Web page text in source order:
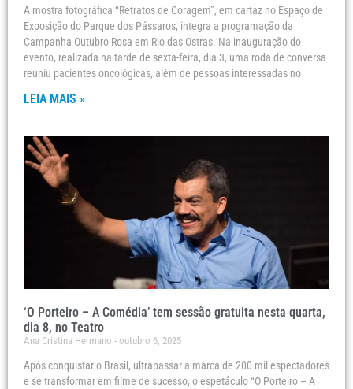
A mostra fotográfica “Retratos de Coragem”, em cartaz no Espaço de
Exposição do Parque dos Pássaros, integra a programação da
Campanha Outubro Rosa em Rio das Ostras. Na inauguração do
evento, realizada na tarde de sexta-feira, dia 3, uma roda de conversa
reuniu pacientes oncológicas, além de pessoas interessadas no
LEIA MAIS »
‘O Porteiro – A Comédia’ tem sessão gratuita nesta quarta,
dia 8, no Teatro
Ana Cristina Hermano outubro 6, 2025
Após conquistar o Brasil, ultrapassar a marca de 200 mil espectadores
e se transformar em filme de sucesso, o espetáculo “O Porteiro – A